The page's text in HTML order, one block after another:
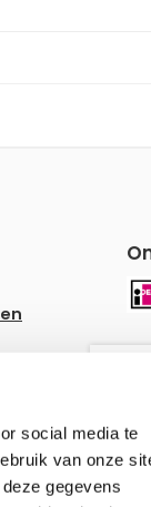
social media te
van onze
gegevens